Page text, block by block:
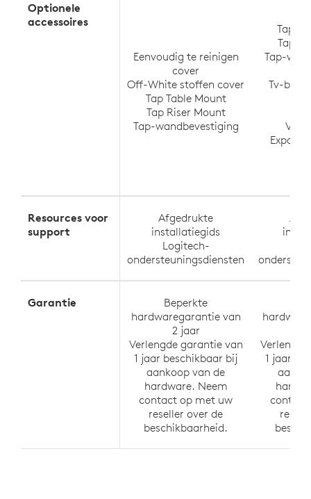
Optionele
accessoires
Eenvoudig te reinigen
cover
Off-White stoffen cover
Tap Table Mount
Tap Riser Mount
Tap-wandbevestiging
Tap
Tap
Tap-
Tv-
Resources voor
support
Afgedrukte
installatiegids
Logitech-
ondersteuningsdiensten
Garantie
Beperkte
hardwaregarantie van
2 jaar
Verlengde garantie van
1 jaar beschikbaar bij
aankoop van de
hardware. Neem
contact op met uw
reseller over de
beschikbaarheid.
1 jaar
contact